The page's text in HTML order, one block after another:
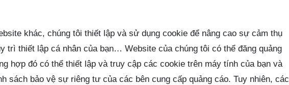
khác, chúng tôi thiết lập và sử dụng cookie để nâng cao sự cảm thụ
trì thiết lập cá nhân của bạn… Website của chúng tôi có thể đăng quảng
hợp đó có thể thiết lập và truy cập các cookie trên máy tính của bạn và
sách bảo vệ sự riêng tư của các bên cung cấp quảng cáo. Tuy nhiên, các